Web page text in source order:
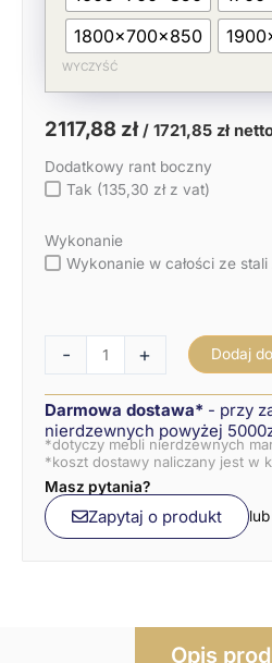
1800x700x850
WYCZYŚĆ
2117,88 zł / 1721,85 zł
Dodatkowy rant boczny
Tak (135,30 zł z vat)
Wykonanie
Wykonanie w całości ze
- + Dodaj
Darmowa dostawa* - przy
nierdzewnych powyżej
*dotyczy mebli nierdzewnych
*koszt dostawy naliczany jest w
Masz pytania?
Zapytaj o produkt lub
Opis